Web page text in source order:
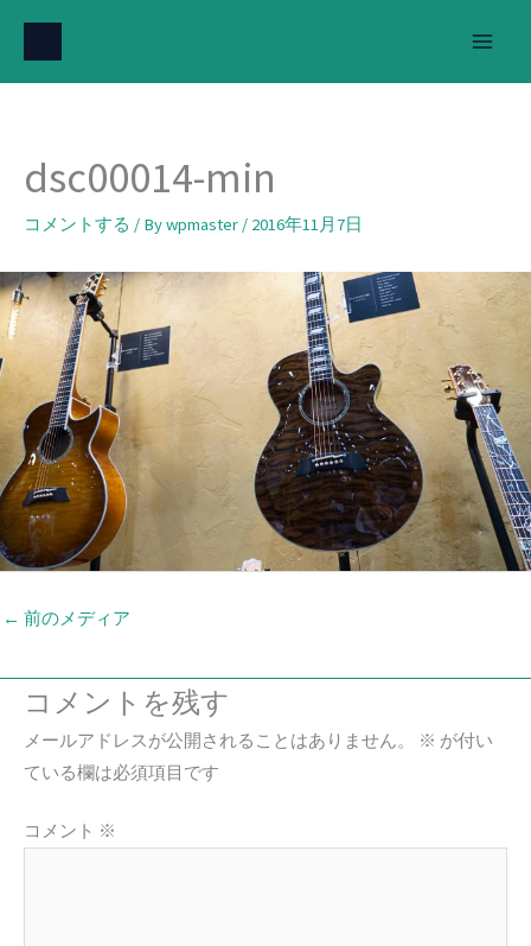
を
dsc00014-min
コメントする / Bywpmaster / 2016年11月7日
← 前のメディア
コメントを残す
メールアドレスが公開されることはありません。 ※ が付い
ている欄は必須項目です
コメント ※